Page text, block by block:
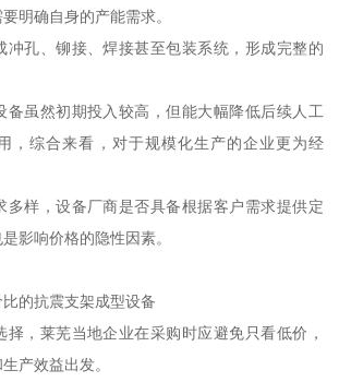
明确自身的产能需求。
冲孔、铆接、焊接甚至包装系统，形成完整的
备虽然初期投入较高，但能大幅降低后续人工
，综合来看，对于规模化生产的企业更为经
多样，设备厂商是否具备根据客户需求提供定
影响价格的隐性因素。
的抗震支架成型设备
择，莱芜当地企业在采购时应避免只看低价，
产效益出发。